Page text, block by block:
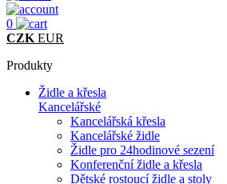
0
CZK EUR
Produkty
Židle a křesla
Kancelářské
Kancelářská křesla
Kancelářské židle
Židle pro 24hodinové sezení
Konferenční židle a křesla
Dětské rostoucí židle a stoly